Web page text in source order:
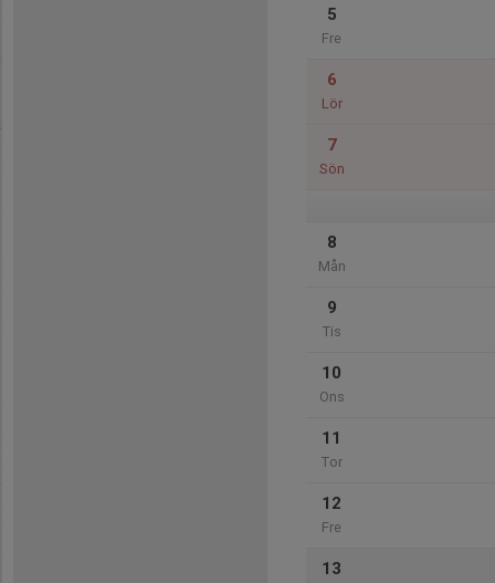
5
Fre
6
Lör
7
Sön
8
Mån
9
Tis
10
Ons
11
Tor
12
Fre
13